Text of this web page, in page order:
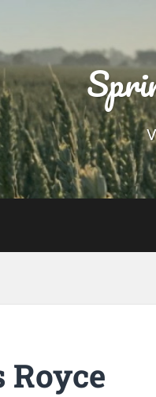
Royce